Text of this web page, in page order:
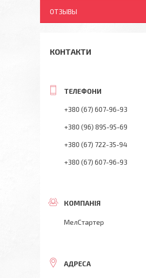
ОТЗЫВЫ
КОНТАКТИ
+380 (67) 607-96-93
+380 (96) 895-95-69
+380 (67) 722-35-94
+380 (67) 607-96-93
МелСтартер